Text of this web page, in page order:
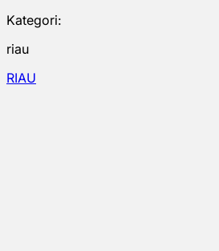
Kategori:
riau
RIAU